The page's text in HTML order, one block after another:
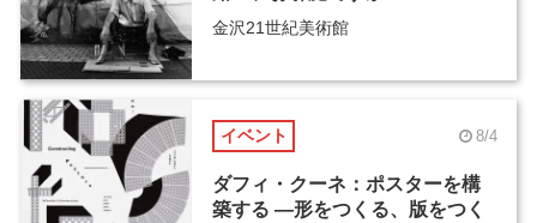
金沢21世紀美術館
イベント 8/4
ダフィ・クーネ：ポスターを構
築する ―形をつくる、版をつく